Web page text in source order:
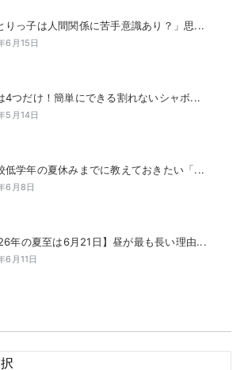
りっ子は人間関係に苦手意識あり？」思...
6月15日
4つだけ！簡単にできる割れないシャボ...
5月14日
低学年の夏休みまでに教えておきたい「...
6月8日
年の夏至は6月21日】昼が最も長い理由...
6月11日